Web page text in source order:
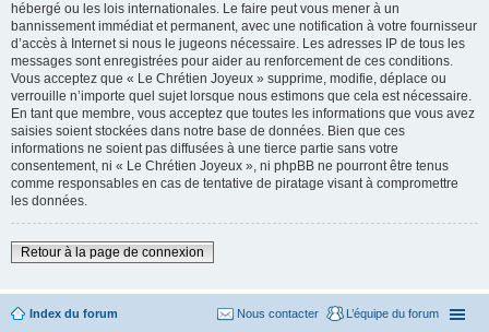
hébergé ou les lois internationales. Le faire peut vous mener à un
bannissement immédiat et permanent, avec une notification à votre fournisseur
d’accès à Internet si nous le jugeons nécessaire. Les adresses IP de tous les
messages sont enregistrées pour aider au renforcement de ces conditions.
Vous acceptez que « Le Chrétien Joyeux » supprime, modifie, déplace ou
verrouille n’importe quel sujet lorsque nous estimons que cela est nécessaire.
En tant que membre, vous acceptez que toutes les informations que vous avez
saisies soient stockées dans notre base de données. Bien que ces
informations ne soient pas diffusées à une tierce partie sans votre
consentement, ni « Le Chrétien Joyeux », ni phpBB ne pourront être tenus
comme responsables en cas de tentative de piratage visant à compromettre
les données.
Retour à la page de connexion
Index du forum L’équipe du forum
Nous contacter